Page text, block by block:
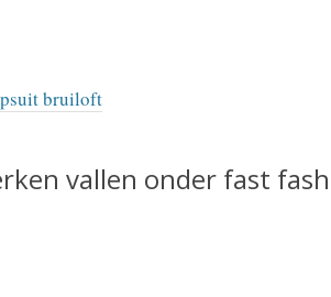
bruiloft
vallen onder fast